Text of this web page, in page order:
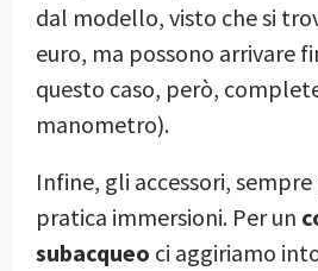
dal modello, visto che si
euro, ma possono arrivare
questo caso, però,
manometro).
Infine, gli accessori,
pratica immersioni. Per un
subacqueo ci aggiriamo